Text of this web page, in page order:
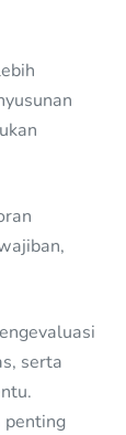
serta
penting